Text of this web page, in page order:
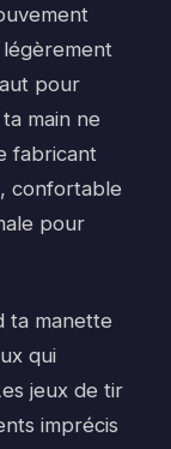
légèrement
pour
main ne
fabricant
confortable
pour
ta manette
qui
jeux de tir
imprécis